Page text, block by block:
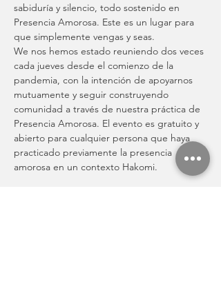
sabiduría y silencio, todo sostenido en
Presencia Amorosa. Este es un lugar para
que simplemente vengas y seas.
We nos hemos estado reuniendo dos veces
cada jueves desde el comienzo de la
pandemia, con la intención de apoyarnos
mutuamente y seguir construyendo
comunidad a través de nuestra práctica de
Presencia Amorosa. El evento es gratuito y
abierto para cualquier persona que haya
practicado previamente la presencia
amorosa en un contexto Hakomi.